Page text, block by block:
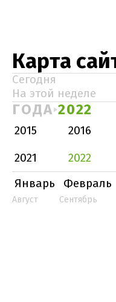
Карта
Сегодня
На этой неделе
ГОДА 2022
2015 2016
2021
2022
Январь
Февраль
Август Сентябрь